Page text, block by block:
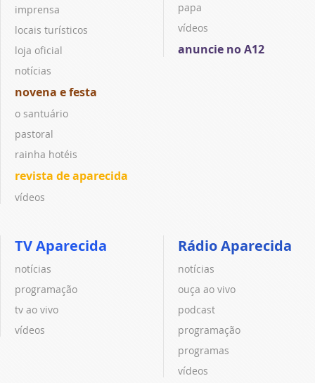
imprensa
locais turísticos
loja oficial
notícias
novena e festa
o santuário
pastoral
rainha hotéis
revista de aparecida
vídeos
papa
vídeos
anuncie no A12
TV Aparecida
notícias
programação
tv ao vivo
vídeos
Rádio Aparecida
notícias
ouça ao vivo
podcast
programação
programas
vídeos